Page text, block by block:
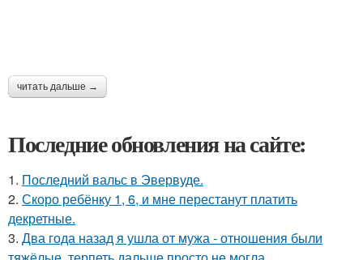
читать дальше →
Последние обновления на сайте:
1. Последний вальс в Эвервуде.
2. Скоро ребёнку 1, 6, и мне перестанут платить
декретные.
3. Два года назад я ушла от мужа - отношения были